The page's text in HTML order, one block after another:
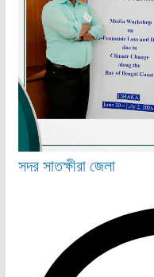
সদরসাতক্ষীরা জেলা